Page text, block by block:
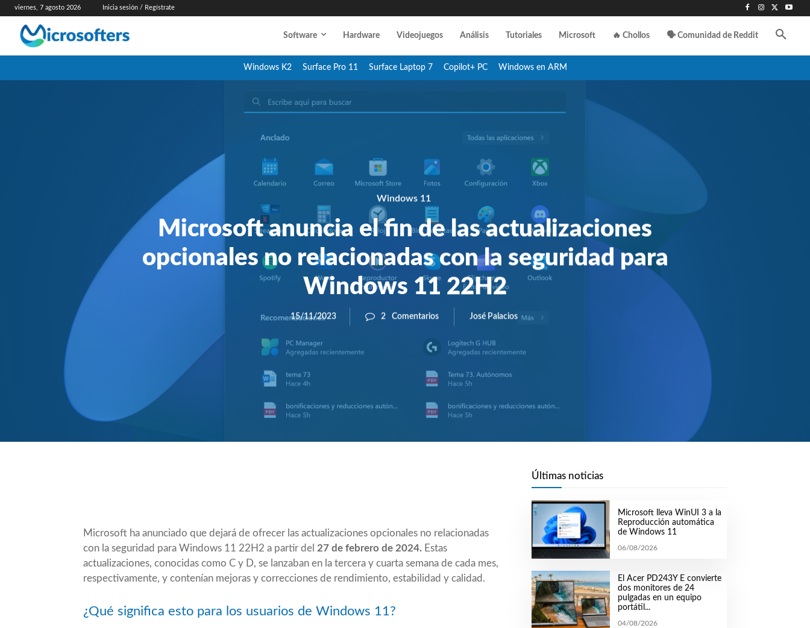
viernes, 7 agosto 2026 Inicia sesión / Regístrate
Software Hardware Videojuegos Análisis Tutoriales Microsoft 🔥 Chollos 🗣️ Comunidad de Reddit
Windows K2 Surface Pro 11 Surface Laptop 7 Copilot+ PC Windows en ARM
Windows 11
Microsoft anuncia el fin de las actualizaciones
opcionales no relacionadas con la seguridad para
Windows 11 22H2
15/11/2023 2 Comentarios José Palacios
Microsoft ha anunciado que dejará de ofrecer las actualizaciones opcionales no relacionadas
con la seguridad para Windows 11 22H2 a partir del 27 de febrero de 2024. Estas
actualizaciones, conocidas como C y D, se lanzaban en la tercera y cuarta semana de cada mes,
respectivamente, y contenían mejoras y correcciones de rendimiento, estabilidad y calidad.
¿Qué significa esto para los usuarios de Windows 11?
Últimas noticias
Microsoft lleva WinUI 3 a la
Reproducción automática
de Windows 11
06/08/2026
El Acer PD243Y E convierte
dos monitores de 24
pulgadas en un equipo
portátil...
04/08/2026